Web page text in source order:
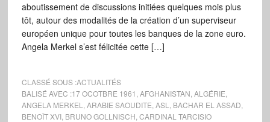
aboutissement de discussions initiées quelques mois plus
tôt, autour des modalités de la création d’un superviseur
européen unique pour toutes les banques de la zone euro.
Angela Merkel s’est félicitée cette […]
CLASSÉ SOUS :ACTUALITÉS
BALISÉ AVEC :17 OCOTBRE 1961 AFGHANISTAN ALGÉRIE
ANGELA MERKEL
ARABIE SAOUDITE ASL BACHAR EL ASSAD
BENOÎT XVI, BRUNO GOLLNISCH CARDINAL TARCISIO